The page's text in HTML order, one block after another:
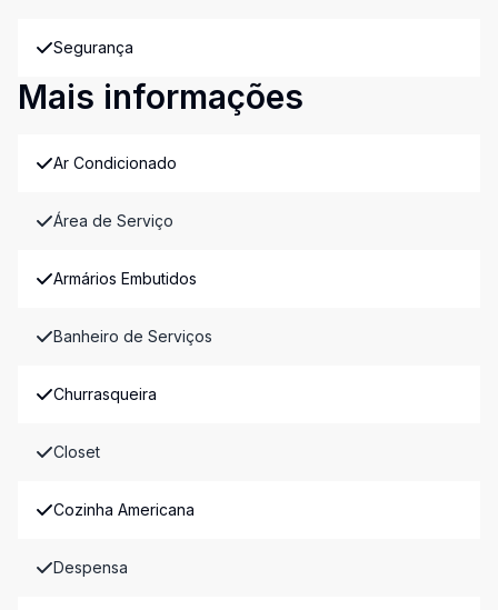
Segurança
Mais informações
Ar Condicionado
Área de Serviço
Armários Embutidos
Banheiro de Serviços
Churrasqueira
Closet
Cozinha Americana
Despensa